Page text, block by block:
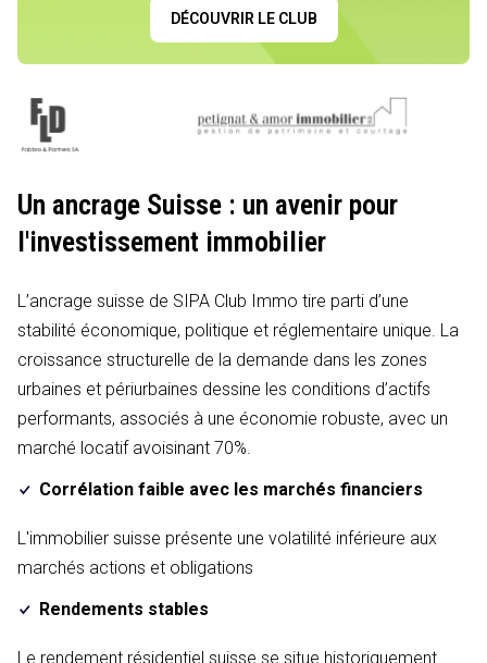
DÉCOUVRIR LE CLUB
Un ancrage Suisse : un avenir pour
l'investissement immobilier
L’ancrage suisse de SIPA Club Immo tire parti d’une
stabilité économique, politique et réglementaire unique. La
croissance structurelle de la demande dans les zones
urbaines et périurbaines dessine les conditions d’actifs
performants, associés à une économie robuste, avec un
marché locatif avoisinant 70%.
Corrélation faible avec les marchés financiers
L'immobilier suisse présente une volatilité inférieure aux
marchés actions et obligations
Rendements stables
Le rendement résidentiel suisse se situe historiquement